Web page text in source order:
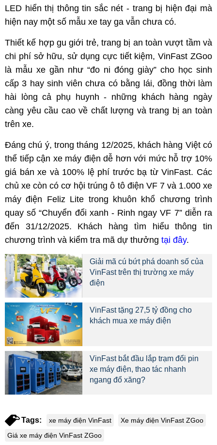
LED hiển thị thông tin sắc nét - trang bị hiện đại mà
hiện nay một số mẫu xe tay ga vẫn chưa có.
Thiết kế hợp gu giới trẻ, trang bị an toàn vượt tầm và
chi phí sở hữu, sử dụng cực tiết kiệm, VinFast ZGoo
là mẫu xe gần như “đo ni đóng giày” cho học sinh
cấp 3 hay sinh viên chưa có bằng lái, đồng thời làm
hài lòng cả phụ huynh - những khách hàng ngày
càng yêu cầu cao về chất lượng và trang bị an toàn
trên xe.
Đáng chú ý, trong tháng 12/2025, khách hàng Việt có
thể tiếp cận xe máy điện dễ hơn với mức hỗ trợ 10%
giá bán xe và 100% lệ phí trước bạ từ VinFast. Các
chủ xe còn có cơ hội trúng ô tô điện VF 7 và 1.000 xe
máy điện Feliz Lite trong khuôn khổ chương trình
quay số “Chuyển đổi xanh - Rinh ngay VF 7” diễn ra
đến 31/12/2025. Khách hàng tìm hiểu thông tin
chương trình và kiểm tra mã dự thưởng tại đây.
Giải mã cú bứt phá doanh số của
VinFast trên thị trường xe máy
điện
VinFast tặng 27,5 tỷ đồng cho
khách mua xe máy điện
VinFast bắt đầu lắp trạm đổi pin
xe máy điện, thao tác nhanh
ngang đổ xăng?
Tags: xe máy điện VinFast
Xe máy điện VinFast ZGoo
Giá xe máy điện VinFast ZGoo